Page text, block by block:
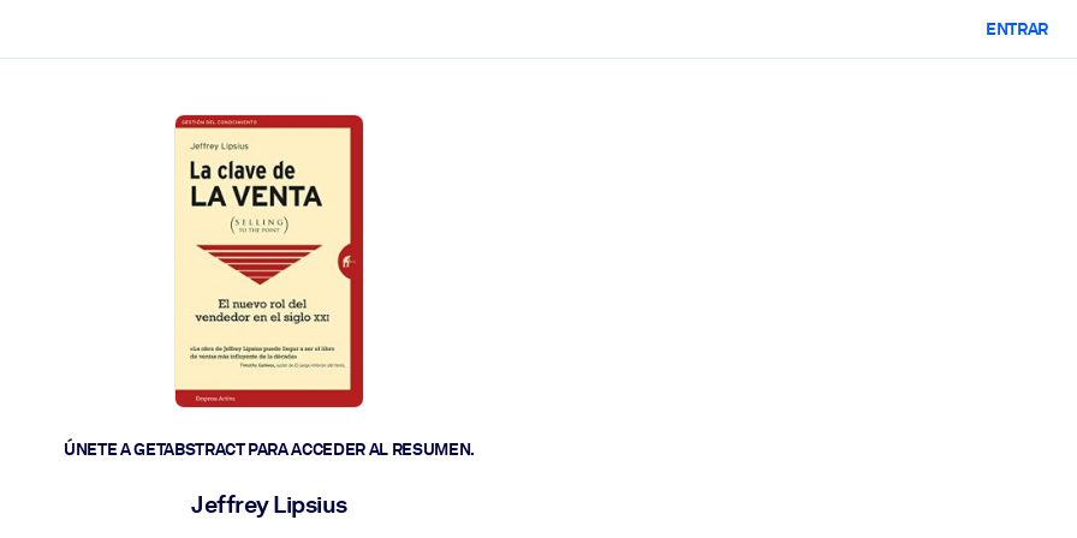
ENTRAR
ÚNETE A GETABSTRACT PARA ACCEDER AL RESUMEN.
Jeffrey Lipsius